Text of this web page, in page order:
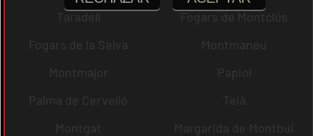
Taradell
Fogars de Montclús
Fogars de la Selva
Montmaneu
Montmajor
Papiol
Palma de Cervelló
Teià
Montgat
Margarida de Montbui